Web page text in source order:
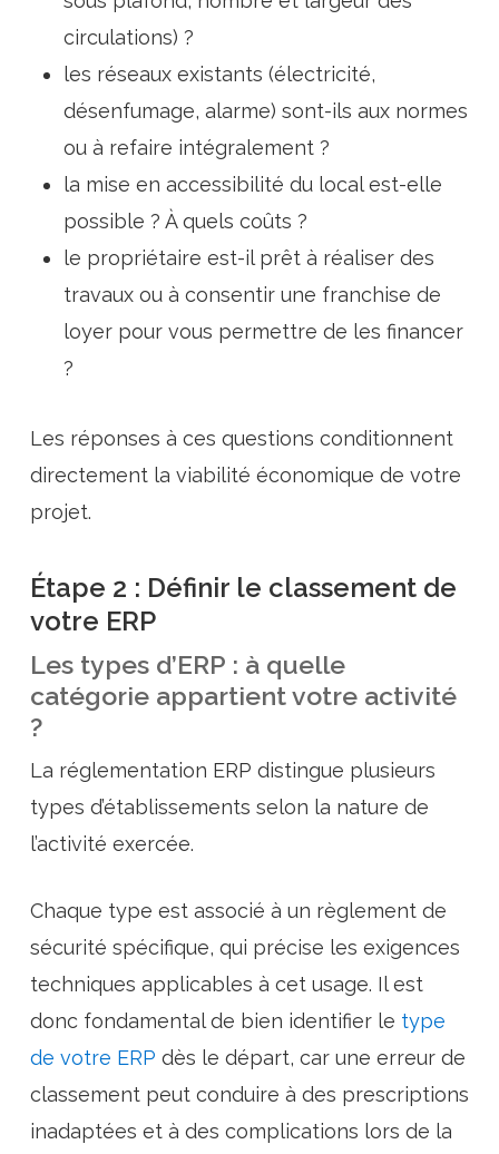
circulations) ?
les réseaux existants (électricité,
désenfumage, alarme) sont-ils aux normes
ou à refaire intégralement ?
la mise en accessibilité du local est-elle
possible ? À quels coûts ?
le propriétaire est-il prêt à réaliser des
travaux ou à consentir une franchise de
loyer pour vous permettre de les financer
?
Les réponses à ces questions conditionnent
directement la viabilité économique de votre
projet.
Étape 2 : Définir le classement de
votre ERP
Les types d’ERP : à quelle
catégorie appartient votre activité
?
La réglementation ERP distingue plusieurs
types d’établissements selon la nature de
l’activité exercée.
Chaque type est associé à un règlement de
sécurité spécifique, qui précise les exigences
techniques applicables à cet usage. Il est
donc fondamental de bien identifier le type
de votre ERP dès le départ, car une erreur de
classement peut conduire à des prescriptions
inadaptées et à des complications lors de la